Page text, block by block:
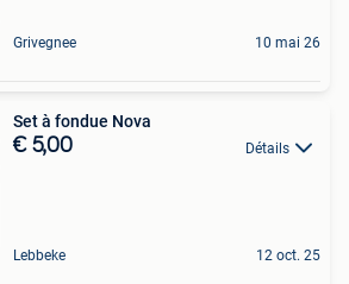
Grivegnee 10 mai 26
Set à fondue Nova
€ 5,00 Détails
Lebbeke 12 oct. 25